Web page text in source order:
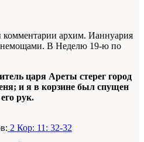
комментарии архим. Ианнуария
немощами. В Неделю 19-ю по
царя Ареты стерег город
и я в корзине был спущен
рук.
2 Кор: 11: 32-32